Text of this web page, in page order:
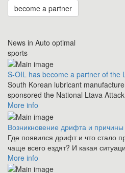
become a partner
News in Auto optimal
sports
S-OIL has become a partner of the
South Korean lubricant
sponsored the National Ltava
More info
Возникновение дрифта и причины
Где появился дрифт и что стало
чаще всего ездят? И какая
More info